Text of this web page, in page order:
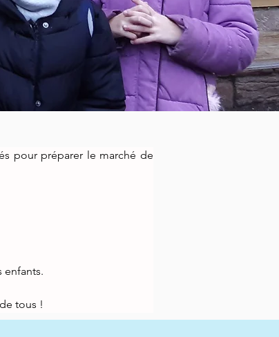
pour préparer le marché de
enfants.
tous !